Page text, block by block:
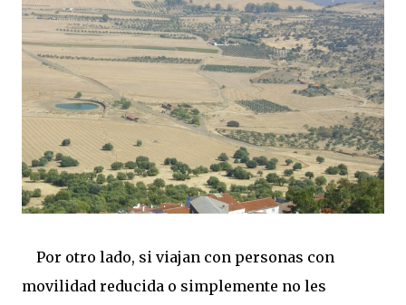
Por otro lado, si viajan con personas con
movilidad reducida o simplemente no les